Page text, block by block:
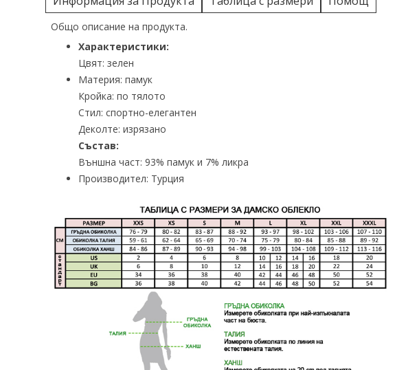
Общо описание на продукта.
Характеристики:
Цвят: зелен
Материя: памук
Кройка: по тялото
Стил: спортно-елегантен
Деколте: изрязано
Състав:
Външна част: 93% памук и 7% ликра
Производител: Турция